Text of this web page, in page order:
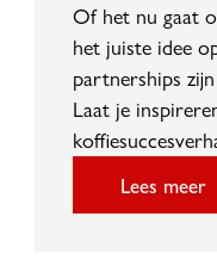
Of het nu gaat
het juiste idee
partnerships
Laat je
Lees meer